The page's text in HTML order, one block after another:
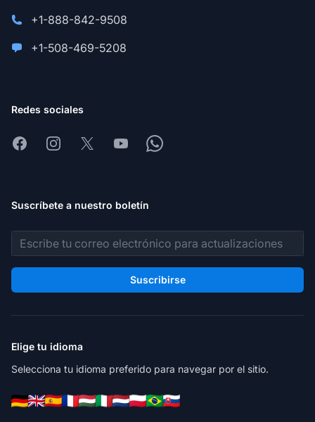
+1-888-842-9508
+1-508-469-5208
Redes sociales
FacebookInstagram
X YoutubeWhatsapp
Suscríbete a nuestro boletín
Dirección de correo electrónico
Suscribirse
Elige tu idioma
Selecciona tu idioma preferido para navegar por el sitio.